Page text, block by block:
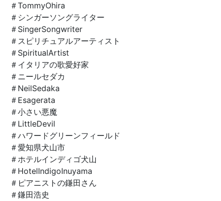
＃TommyOhira
＃シンガーソングライター
＃SingerSongwriter
＃スピリチュアルアーティスト
＃SpiritualArtist
＃イタリアの歌愛好家
＃ニールセダカ
＃NeilSedaka
＃Esagerata
＃小さい悪魔
＃LittleDevil
＃ハワードグリーンフィールド
＃愛知県犬山市
＃ホテルインディゴ犬山
＃HotelIndigoInuyama
＃ピアニストの鎌田さん
＃鎌田浩史